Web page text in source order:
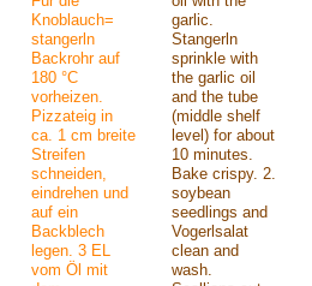
Knoblauch=
stangerln
Backrohr auf
180 °C
vorheizen.
Pizzateig in
ca. 1 cm breite
Streifen
schneiden,
eindrehen und
auf ein
Backblech
legen. 3 EL
vom Öl mit
garlic.
Stangerln
sprinkle with
the garlic oil
and the tube
(middle shelf
level) for about
10 minutes.
Bake crispy. 2.
soybean
seedlings and
Vogerlsalat
clean and
wash.